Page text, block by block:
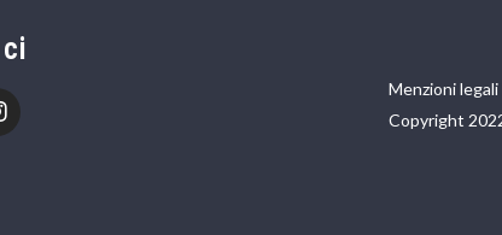
Menzioni legali
Copyright